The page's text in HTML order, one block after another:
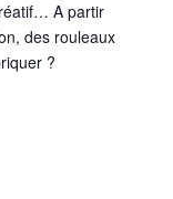
A partir
des rouleaux
?